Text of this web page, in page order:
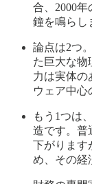
合、2000
鐘を鳴らし
論点は2つ
た巨大な物
力は実体の
ウェア中心
もう1つは
造です。普
下がります
め、その経